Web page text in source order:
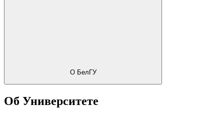
О БелГУ
Об Университете